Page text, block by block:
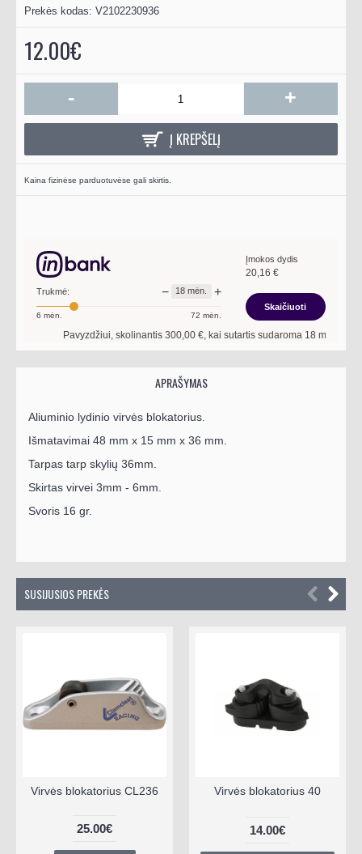
Prekės kodas: V2102230936
12.00€
- +
Į KREPŠELĮ
Kaina fizinėse parduotuvėse gali skirtis.
Trukmė: − 18 mėn. +
6 mėn. 72 mėn.
Įmokos dydis
20,16 €
Skaičiuoti
Pavyzdžiui, skolinantis300,00€, kai sutartis sudaroma18mėn.
APRAŠYMAS
Aliuminio lydinio virvės blokatorius.
Išmatavimai 48 mm x 15 mm x 36 mm.
Tarpas tarp skylių 36mm.
Skirtas virvei 3mm - 6mm.
Svoris 16 gr.
SUSIJUSIOS PREKĖS
Virvės blokatorius CL236
25.00€
Virvės blokatorius 40
14.00€